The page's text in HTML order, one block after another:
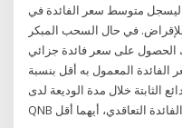
ليسجل متوسط سعر الفائدة في
12.25% على الودائع و13.25% للإقراض. في حال السحب المبكر
الحصول على سعر فائدة جزائي
الفائدة المعمول به أقل بنسبة
الثابتة خلال مدة الوديعة لدى